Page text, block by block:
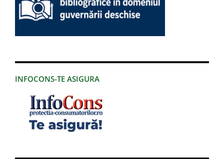
INFOCONS-TE ASIGURA